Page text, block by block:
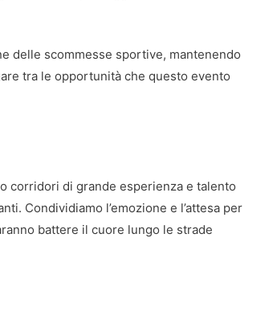
delle scommesse sportive, mantenendo
tra le opportunità che questo evento
corridori di grande esperienza e talento
Condividiamo l’emozione e l’attesa per
battere il cuore lungo le strade